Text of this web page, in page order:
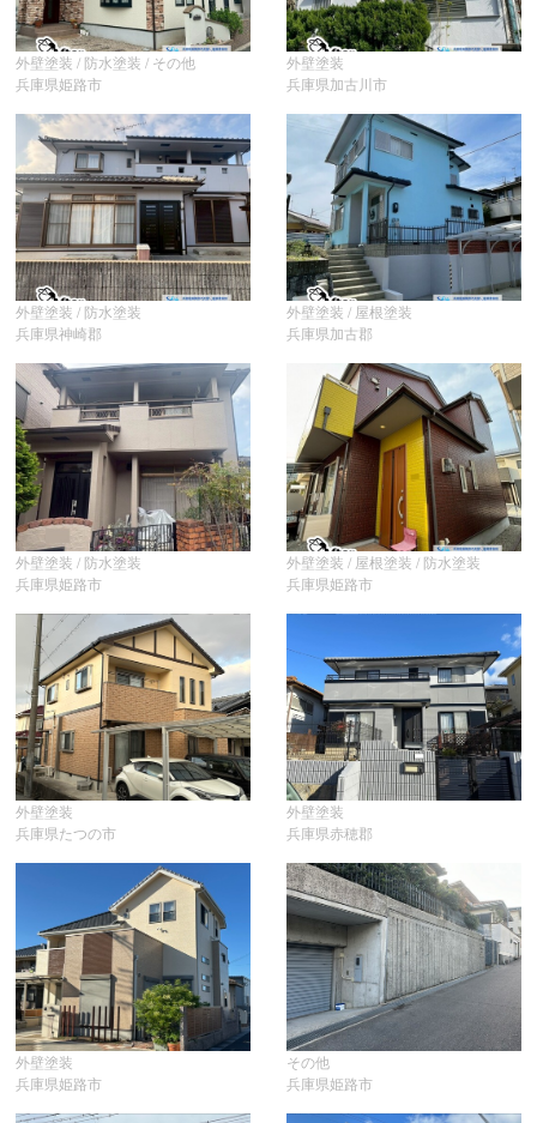
外壁塗装 / 防水塗装 / その他
兵庫県姫路市
外壁塗装
兵庫県加古川市
外壁塗装 / 防水塗装
兵庫県神崎郡
外壁塗装 / 屋根塗装
兵庫県加古郡
外壁塗装 / 防水塗装
兵庫県姫路市
外壁塗装 / 屋根塗装 / 防水塗装
兵庫県姫路市
外壁塗装
兵庫県たつの市
外壁塗装
兵庫県赤穂郡
外壁塗装
兵庫県姫路市
その他
兵庫県姫路市